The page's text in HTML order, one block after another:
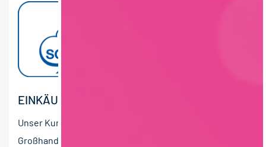
EINKÄUFER/-IN (M/W/D) FOOD
Unser Kunde zählt zu den führenden Lebensmittel-
Großhandelsunternehmen im Südwesten